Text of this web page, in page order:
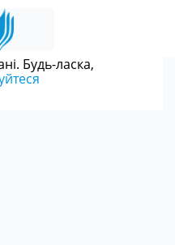
Будь-ласка,